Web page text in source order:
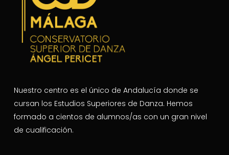
Nuestro centro es el único de Andalucía donde se
cursan los Estudios Superiores de Danza. Hemos
formado a cientos de alumnos/as con un gran nivel
de cualificación.